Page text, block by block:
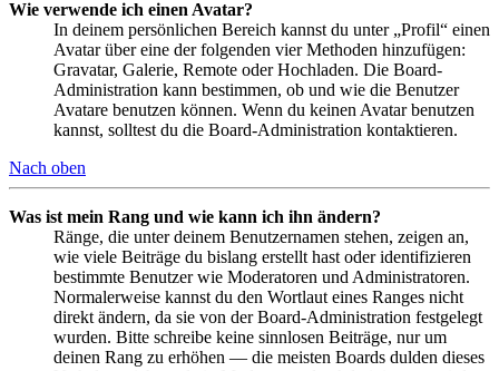
Wie verwende ich einen Avatar?
In deinem persönlichen Bereich kannst du unter „Profil“ einen
Avatar über eine der folgenden vier Methoden hinzufügen:
Gravatar, Galerie, Remote oder Hochladen. Die Board-
Administration kann bestimmen, ob und wie die Benutzer
Avatare benutzen können. Wenn du keinen Avatar benutzen
kannst, solltest du die Board-Administration kontaktieren.
Nach oben
Was ist mein Rang und wie kann ich ihn ändern?
Ränge, die unter deinem Benutzernamen stehen, zeigen an,
wie viele Beiträge du bislang erstellt hast oder identifizieren
bestimmte Benutzer wie Moderatoren und Administratoren.
Normalerweise kannst du den Wortlaut eines Ranges nicht
direkt ändern, da sie von der Board-Administration festgelegt
wurden. Bitte schreibe keine sinnlosen Beiträge, nur um
deinen Rang zu erhöhen — die meisten Boards dulden dieses